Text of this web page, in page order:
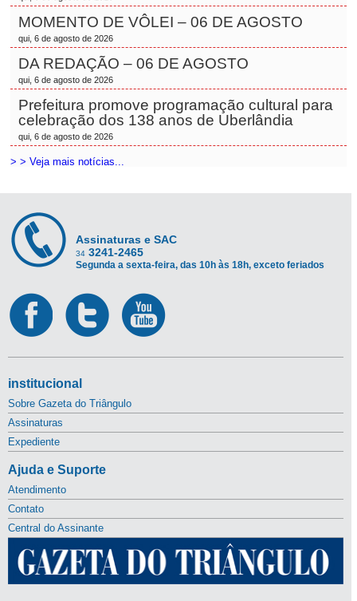
MOMENTO DE VÔLEI – 06 DE AGOSTO
qui, 6 de agosto de 2026
DA REDAÇÃO – 06 DE AGOSTO
qui, 6 de agosto de 2026
Prefeitura promove programação cultural para
celebração dos 138 anos de Uberlândia
qui, 6 de agosto de 2026
> > Veja mais notícias...
Assinaturas e SAC
34 3241-2465
Segunda a sexta-feira, das 10h às 18h, exceto feriados
institucional
Sobre Gazeta do Triângulo
Assinaturas
Expediente
Ajuda e Suporte
Atendimento
Contato
Central do Assinante